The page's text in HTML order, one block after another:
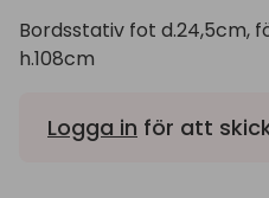
Bordsstativ fot d.24,5cm,
h.108cm
Logga in för att